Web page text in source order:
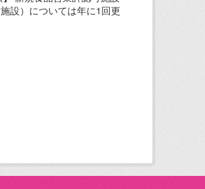
設）については年に1回更